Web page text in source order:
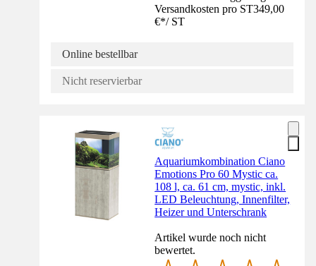
Versandkosten pro ST349,00
€*/ ST
Online bestellbar
Nicht reservierbar
Aquariumkombination Ciano
Emotions Pro 60 Mystic ca.
108 l, ca. 61 cm, mystic, inkl.
LED Beleuchtung, Innenfilter,
Heizer und Unterschrank
Artikel wurde noch nicht
bewertet.